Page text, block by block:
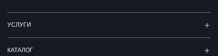
УСЛУГИ
КАТАЛОГ